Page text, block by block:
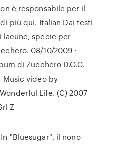
è responsabile per il
più qui. Italian Dai testi
lacune, specie per
08/10/2009 ·
di Zucchero D.O.C.
video by
Life. (C) 2007
Z
In "Bluesugar", il nono